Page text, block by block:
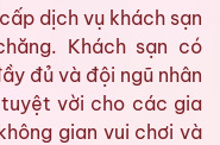
dịch vụ khách sạn
Khách sạn có
đủ và đội ngũ nhân
vời cho các gia
gian vui chơi và